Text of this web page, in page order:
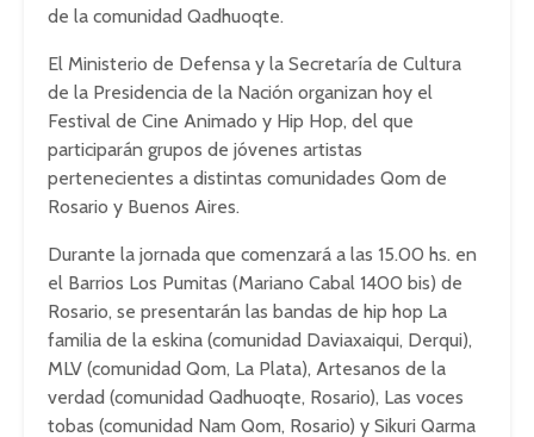
de la comunidad Qadhuoqte.
El Ministerio de Defensa y la Secretaría de Cultura
de la Presidencia de la Nación organizan hoy el
Festival de Cine Animado y Hip Hop, del que
participarán grupos de jóvenes artistas
pertenecientes a distintas comunidades Qom de
Rosario y Buenos Aires.
Durante la jornada que comenzará a las 15.00 hs. en
el Barrios Los Pumitas (Mariano Cabal 1400 bis) de
Rosario, se presentarán las bandas de hip hop La
familia de la eskina (comunidad Daviaxaiqui, Derqui),
MLV (comunidad Qom, La Plata), Artesanos de la
verdad (comunidad Qadhuoqte, Rosario), Las voces
tobas (comunidad Nam Qom, Rosario) y Sikuri Qarma